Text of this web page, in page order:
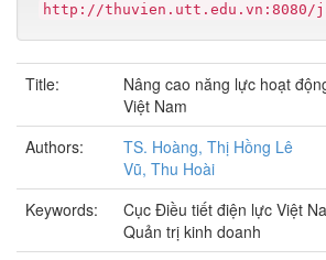
http://thuvien.utt.edu.vn:8080/
Title:
Nâng cao năng lực hoạt
Việt Nam
Authors:
TS. Hoàng, Thị Hồng Lê
Vũ, Thu Hoài
Keywords:
Cục Điều tiết điện lực Việt
Quản trị kinh doanh